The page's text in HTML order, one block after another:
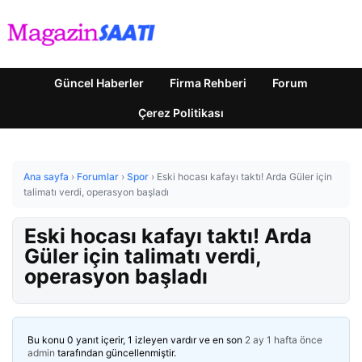
Güncel Haberler Firma Rehberi Forum
Çerez Politikası
Ana sayfa › Forumlar › Spor › Eski hocası kafayı taktı! Arda Güler için
talimatı verdi, operasyon başladı
Eski hocası kafayı taktı! Arda
Güler için talimatı verdi,
operasyon başladı
Bu konu 0 yanıt içerir, 1 izleyen vardır ve en son 2 ay 1 hafta önce
admin tarafından güncellenmiştir.